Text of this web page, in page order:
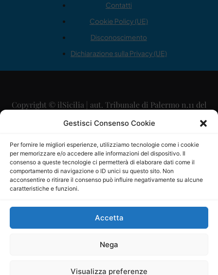
Gestisci Consenso Cookie
Per fornire le migliori esperienze, utilizziamo tecnologie come i cookie
per memorizzare e/o accedere alle informazioni del dispositivo. Il
consenso a queste tecnologie ci permetterà di elaborare dati come il
comportamento di navigazione o ID unici su questo sito. Non
acconsentire o ritirare il consenso può influire negativamente su alcune
caratteristiche e funzioni.
Accetta
Nega
Visualizza preferenze
Contatti
Cookie Policy (UE)
Disconoscimento
Dichiarazione sulla Privacy (UE)
Copyright © ilSicilia | aut. Tribunale di Palermo n.11 del
29/09/2015
Direttore Editoriale: Maurizio Scaglione
Direttore Responsabile: Maria Calabrese
P.IVA: 06334930820
Mercurio Comunicazione Società Cooperativa a r.l. è
iscritta al Registro degli Operatori di Comunicazione al